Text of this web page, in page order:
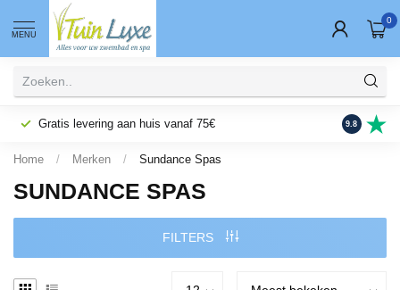
MENU
0
Gratis levering aan huis vanaf 75€ Fysieke
9.8
Home / Merken / Sundance Spas
SUNDANCE SPAS
FILTERS